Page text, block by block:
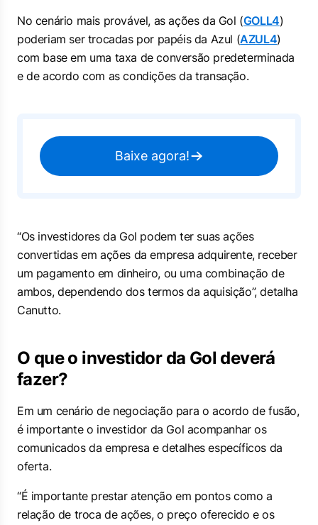
No cenário mais provável, as ações da Gol (GOLL4)
poderiam ser trocadas por papéis da Azul (AZUL4)
com base em uma taxa de conversão predeterminada
e de acordo com as condições da transação.
Baixe agora!
“Os investidores da Gol podem ter suas ações
convertidas em ações da empresa adquirente, receber
um pagamento em dinheiro, ou uma combinação de
ambos, dependendo dos termos da aquisição”, detalha
Canutto.
O que o investidor da Gol deverá
fazer?
Em um cenário de negociação para o acordo de fusão,
é importante o investidor da Gol acompanhar os
comunicados da empresa e detalhes específicos da
oferta.
“É importante prestar atenção em pontos como a
relação de troca de ações, o preço oferecido e os